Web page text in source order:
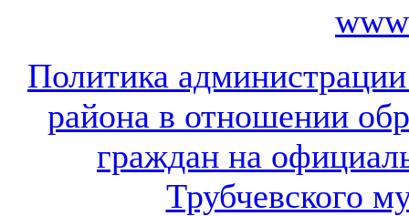
Политика
района в отношении
граждан на
Трубчевского